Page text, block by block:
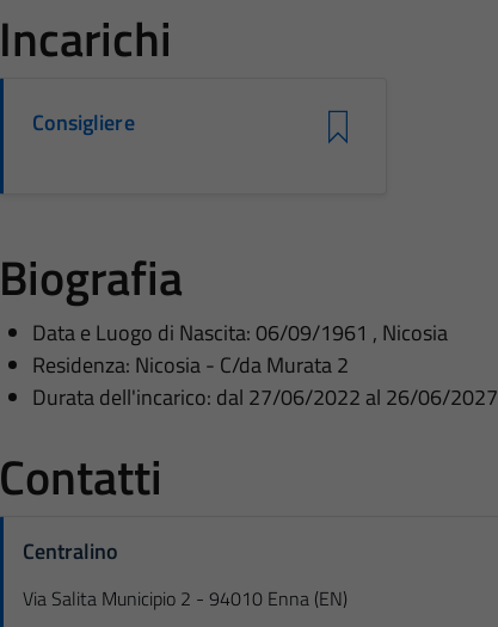
Incarichi
Consigliere
Biografia
Data e Luogo di Nascita: 06/09/1961 , Nicosia
Residenza: Nicosia - C/da Murata 2
Durata dell'incarico: dal 27/06/2022 al 26/06/2027
Contatti
Centralino
Via Salita Municipio 2 - 94010 Enna (EN)